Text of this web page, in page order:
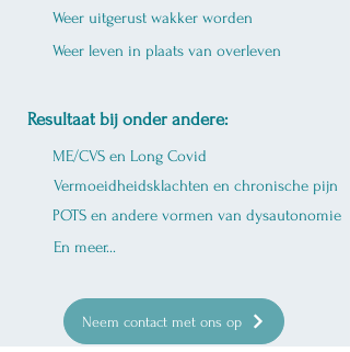
Weer uitgerust wakker worden
Weer leven in plaats van overleven
Resultaat bij onder andere:
ME/CVS en Long Covid
Vermoeidheidsklachten en chronische pijn
POTS en andere vormen van dysautonomie
En meer...
Neem contact met ons op